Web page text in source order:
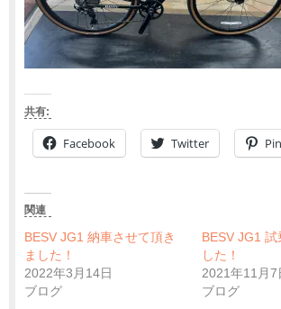
共有:
Facebook Twitter
関連
BESV JG1 納車させて頂き
ました！
2022年3月14日
ブログ
BESV JG1 試
した！
2021年11月7
ブログ